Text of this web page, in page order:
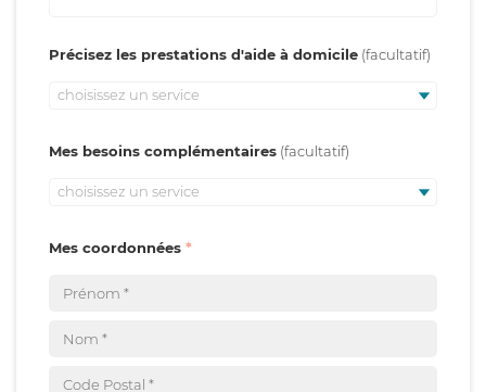
Précisez les prestations d'aide à domicile
choisissez un service
Mes besoins complémentaires
choisissez un service
Mes coordonnées